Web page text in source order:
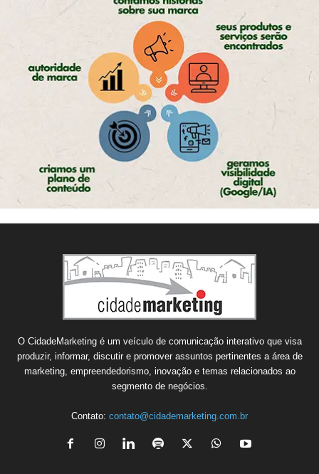
O CidadeMarketing é um veículo de comunicação interativo que visa
produzir, informar, discutir e promover assuntos pertinentes a área de
marketing, empreendedorismo, inovação e temas relacionados ao
segmento de negócios.
Contato: contato@cidademarketing.com.br